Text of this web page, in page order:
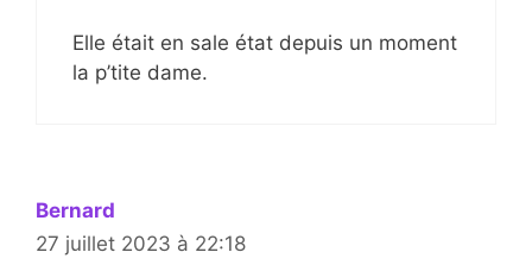
Elle était en sale état depuis un moment
la p’tite dame.
Bernard
27 juillet 2023 à 22:18